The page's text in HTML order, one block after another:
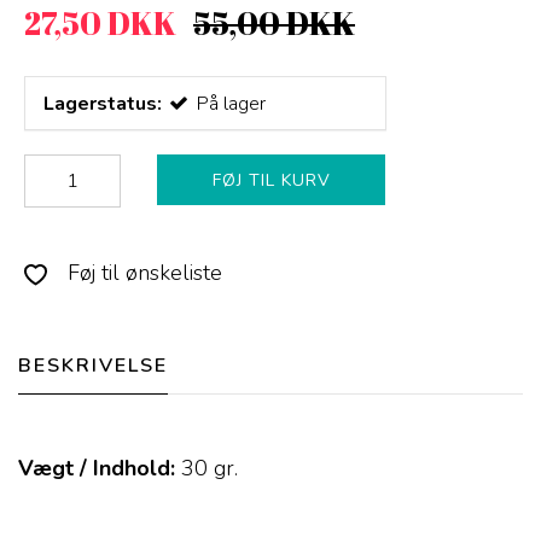
27,50 DKK 55,00 DKK
Lagerstatus: På lager
FØJ TIL KURV
Føj til ønskeliste
BESKRIVELSE
Vægt / Indhold: 30 gr.